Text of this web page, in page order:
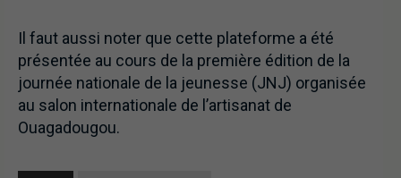
Il faut aussi noter que cette plateforme a été
présentée au cours de la première édition de la
journée nationale de la jeunesse (JNJ) organisée
au salon internationale de l’artisanat de
Ouagadougou.